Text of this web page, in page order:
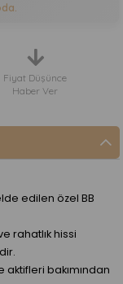
Fiyat Düşünce
Haber Ver
edilen özel BB
rahatlık hissi
bakımından